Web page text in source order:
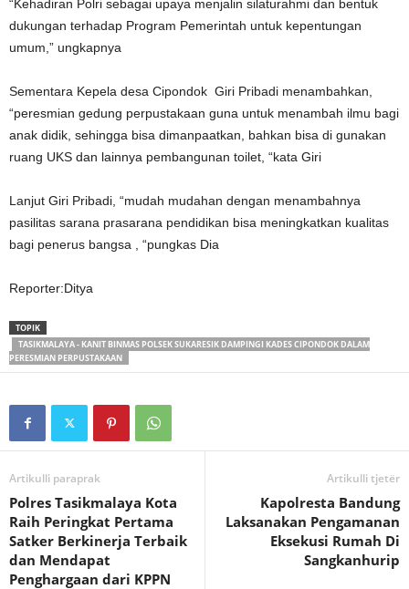
“Kehadiran Polri sebagai upaya menjalin silaturahmi dan bentuk
dukungan terhadap Program Pemerintah untuk kepentungan
umum,” ungkapnya
Sementara Kepela desa Cipondok Giri Pribadi menambahkan,
“peresmian gedung perpustakaan guna untuk menambah ilmu bagi
anak didik, sehingga bisa dimanpaatkan, bahkan bisa di gunakan
ruang UKS dan lainnya pembangunan toilet, “kata Giri
Lanjut Giri Pribadi, “mudah mudahan dengan menambahnya
pasilitas sarana prasarana pendidikan bisa meningkatkan kualitas
bagi penerus bangsa , “pungkas Dia
Reporter:Ditya
TOPIK
TASIKMALAYA - KANIT BINMAS POLSEK SUKARESIK DAMPINGI KADES CIPONDOK DALAM
PERESMIAN PERPUSTAKAAN
Artikulli paraprak
Polres Tasikmalaya Kota
Raih Peringkat Pertama
Satker Berkinerja Terbaik
dan Mendapat
Penghargaan dari KPPN
Artikulli tjetër
Kapolresta Bandung
Laksanakan Pengamanan
Eksekusi Rumah Di
Sangkanhurip